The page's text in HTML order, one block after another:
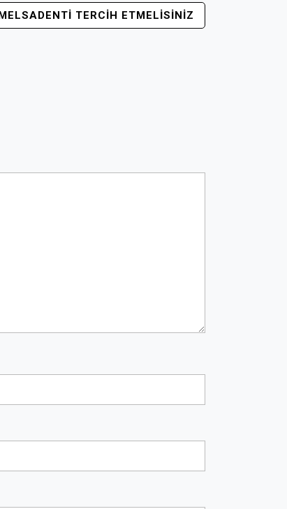
TERCIH ETMELISINIZ